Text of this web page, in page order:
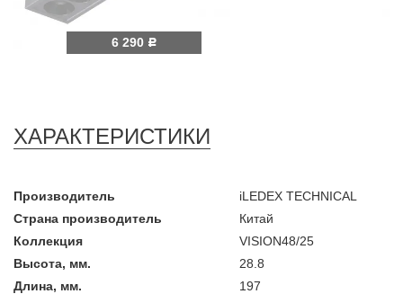
6 290 Р
ХАРАКТЕРИСТИКИ
Производитель
iLEDEX TECHNICAL
Страна производитель
Китай
Коллекция
VISION48/25
Высота, мм.
28.8
Длина, мм.
197